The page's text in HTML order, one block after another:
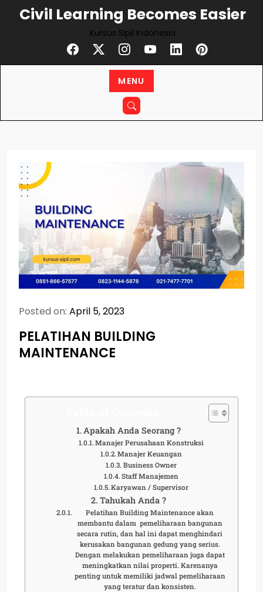
Civil Learning Becomes Easier
Kursus Sipil Indonesia
MENU
Posted on: April 5, 2023
PELATIHAN BUILDING
MAINTENANCE
Apakah Anda Seorang ?
Manajer Perusahaan Konstruksi
Manajer Keuangan
Business Owner
Staff Manajemen
Karyawan / Supervisor
Tahukah Anda ?
Pelatihan Building Maintenance akan
membantu dalam pemeliharaan bangunan
secara rutin, dan hal ini dapat menghindari
kerusakan bangunan gedung yang serius.
Dengan melakukan pemeliharaan juga dapat
meningkatkan nilai properti. Karenanya
penting untuk memiliki jadwal pemeliharaan
yang teratur dan konsisten.